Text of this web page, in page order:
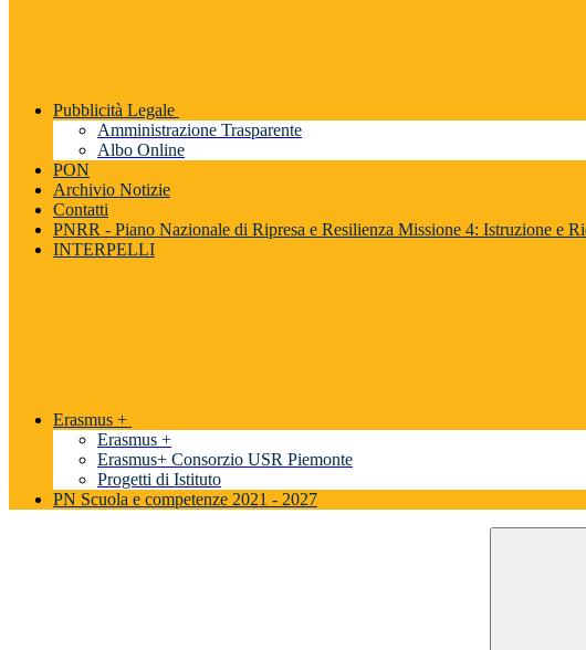
Pubblicità Legale
Amministrazione Trasparente
Albo Online
PON
Archivio Notizie
Contatti
PNRR - Piano Nazionale di Ripresa e Resilienza Missione 4: Istruzione e
INTERPELLI
Erasmus +
Erasmus +
Erasmus+ Consorzio USR Piemonte
Progetti di Istituto
PN Scuola e competenze 2021 - 2027